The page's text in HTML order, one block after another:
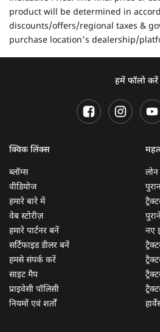
product will be determined in
discounts/offers/regional taxes &
purchase location's dealership/
हमें फॉलो करें
क्विक लिंक्स
ब्लॉग्स
वीडियोज
हमारे बारे में
वेब स्टोरीज़
हमारे पार्टनर बनें
सर्टिफाइड डीलर बनें
हमसे संपर्क करें
साइट मैप
प्राइवेसी पॉलिसी
नियमों एवं शर्तों
लोन
नए